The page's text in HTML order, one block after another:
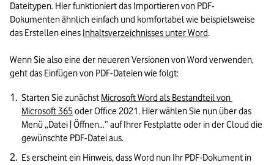
Dateitypen. Hier funktioniert das Importieren von PDF-
Dokumenten ähnlich einfach und komfortabel wie beispielsweise
das Erstellen eines Inhaltsverzeichnisses unter Word.
Wenn Sie also eine der neueren Versionen von Word verwenden,
geht das Einfügen von PDF-Dateien wie folgt:
Starten Sie zunächst Microsoft Word als Bestandteil von
Microsoft 365 oder Office 2021. Hier wählen Sie nun über das
Menü „Datei | Öffnen…” auf Ihrer Festplatte oder in der Cloud die
gewünschte PDF-Datei aus.
Es erscheint ein Hinweis, dass Word nun Ihr PDF-Dokument in